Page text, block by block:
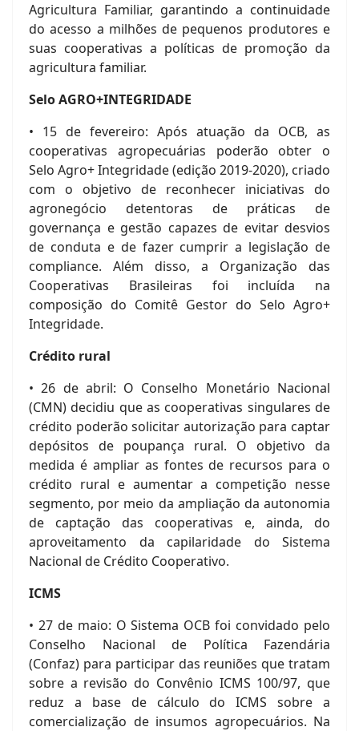
Agricultura Familiar, garantindo a continuidade
do acesso a milhões de pequenos produtores e
suas cooperativas a políticas de promoção da
agricultura familiar.
Selo AGRO+INTEGRIDADE
• 15 de fevereiro: Após atuação da OCB, as
cooperativas agropecuárias poderão obter o
Selo Agro+ Integridade (edição 2019-2020), criado
com o objetivo de reconhecer iniciativas do
agronegócio detentoras de práticas de
governança e gestão capazes de evitar desvios
de conduta e de fazer cumprir a legislação de
compliance. Além disso, a Organização das
Cooperativas Brasileiras foi incluída na
composição do Comitê Gestor do Selo Agro+
Integridade.
Crédito rural
• 26 de abril: O Conselho Monetário Nacional
(CMN) decidiu que as cooperativas singulares de
crédito poderão solicitar autorização para captar
depósitos de poupança rural. O objetivo da
medida é ampliar as fontes de recursos para o
crédito rural e aumentar a competição nesse
segmento, por meio da ampliação da autonomia
de captação das cooperativas e, ainda, do
aproveitamento da capilaridade do Sistema
Nacional de Crédito Cooperativo.
ICMS
• 27 de maio: O Sistema OCB foi convidado pelo
Conselho Nacional de Política Fazendária
(Confaz) para participar das reuniões que tratam
sobre a revisão do Convênio ICMS 100/97, que
reduz a base de cálculo do ICMS sobre a
comercialização de insumos agropecuários. Na